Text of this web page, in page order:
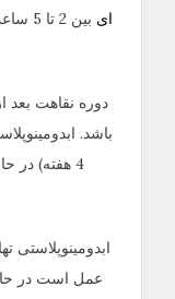
ای
بین
دوره نقاهت بعد
4 هفته) در
ابدومینوپلاستی
عمل است در